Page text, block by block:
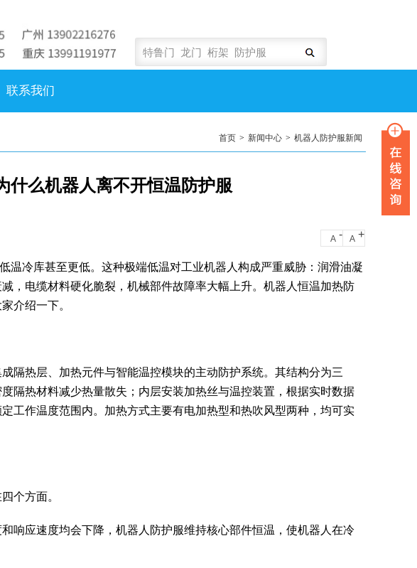
联系我们
首页 > 新闻中心 > 机器人防护服新闻
什么机器人离不开恒温防护服
A - A +
冷库甚至更低。这种极端低温对工业机器人构成严重威胁：润滑油凝
，电缆材料硬化脆裂，机械部件故障率大幅上升。机器人恒温加热防
介绍一下。
隔热层、加热元件与智能温控模块的主动防护系统。其结构分为三
隔热材料减少热量散失；内层安装加热丝与温控装置，根据实时数据
工作温度范围内。加热方式主要有电加热型和热吹风型两种，均可实
个方面。
响应速度均会下降，机器人防护服维持核心部件恒温，使机器人在冷